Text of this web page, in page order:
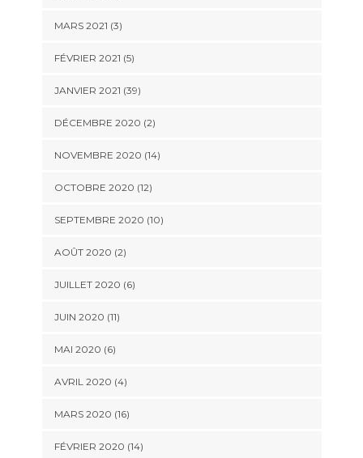
MARS 2021 (3)
FÉVRIER 2021 (5)
JANVIER 2021 (39)
DÉCEMBRE 2020 (2)
NOVEMBRE 2020 (14)
OCTOBRE 2020 (12)
SEPTEMBRE 2020 (10)
AOÛT 2020 (2)
JUILLET 2020 (6)
JUIN 2020 (11)
MAI 2020 (6)
AVRIL 2020 (4)
MARS 2020 (16)
FÉVRIER 2020 (14)